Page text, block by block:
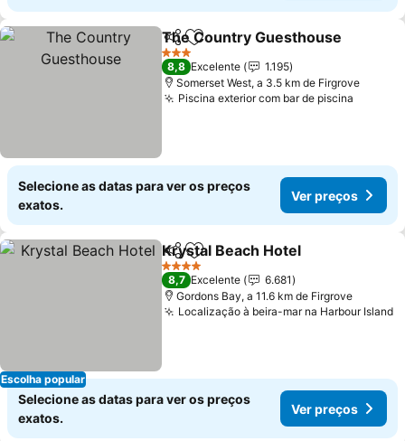
PartilharAdicionar aos favoritos
The Country Guesthouse
3 Estrelas
8,8 Excelente
1.195
Somerset West, a 3.5 km de Firgrove
Piscina exterior com bar de piscina
Selecione as datas para ver os preços
exatos.
Ver preços
Escolha popular
PartilharAdicionar aos favoritos
Krystal Beach Hotel
4 Estrelas
8,7 Excelente
6.681
Gordons Bay, a 11.6 km de Firgrove
Localização à beira-mar na Harbour Island
Selecione as datas para ver os preços
exatos.
Ver preços